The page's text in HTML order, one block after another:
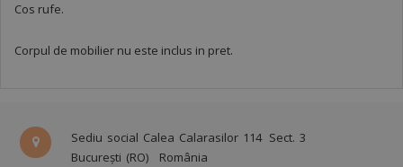
Cos rufe.
Corpul de mobilier nu este inclus in pret.
Sediu social Calea Calarasilor 114 Sect. 3
București (RO)
România